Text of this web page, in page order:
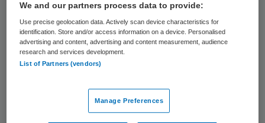
en buitenland.
Buurtzorg heeft de afgelopen jaren
nemen. Zo heeft Buurtzorg meerdere
malen de Beste Werkgevers Award
We and our partners process data to provide:
Use precise geolocation data. Actively scan device characteristics for
identification. Store and/or access information on a device. Personalised
advertising and content, advertising and content measurement, audience
research and services development.
List of Partners (vendors)
Manage Preferences